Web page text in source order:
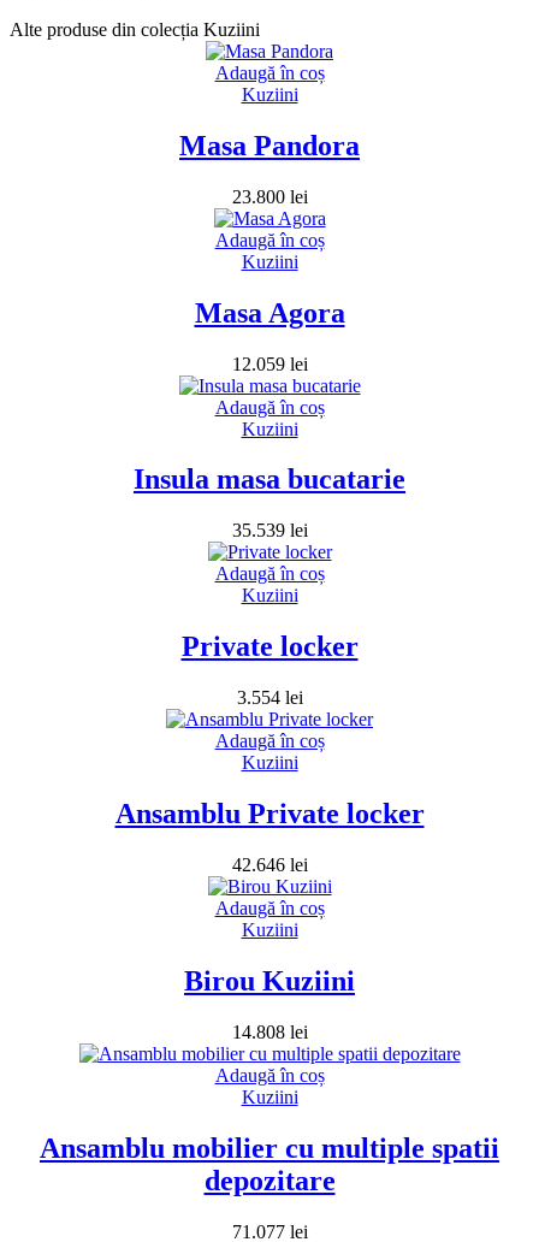
Alte produse din colecția Kuziini
Adaugă în coș
Kuziini
Masa Pandora
23.800 lei
Adaugă în coș
Kuziini
Masa Agora
12.059 lei
Adaugă în coș
Kuziini
Insula masa bucatarie
35.539 lei
Adaugă în coș
Kuziini
Private locker
3.554 lei
Adaugă în coș
Kuziini
Ansamblu Private locker
42.646 lei
Adaugă în coș
Kuziini
Birou Kuziini
14.808 lei
Adaugă în coș
Kuziini
Ansamblu mobilier cu multiple spatii
depozitare
71.077 lei